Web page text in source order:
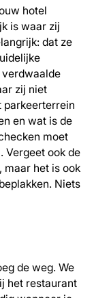
hotel
is waar zij
dat ze
zij niet
parkeerterrein
en wat is de
moet
Vergeet ook de
maar het is ook
Niets
de weg. We
het restaurant